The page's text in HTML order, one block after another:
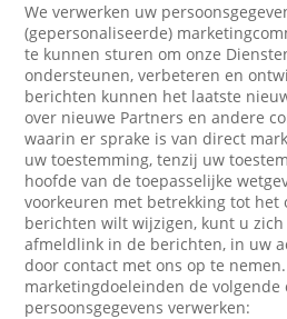
We verwerken uw
(gepersonaliseerde)
te kunnen sturen om onze
ondersteunen, verbeteren en
berichten kunnen het laatste
over nieuwe Partners en andere
waarin er sprake is van direct
uw toestemming, tenzij uw
hoofde van de toepasselijke
voorkeuren met betrekking tot het
berichten wilt wijzigen, kunt u
afmeldlink in de berichten, in uw
door contact met ons op te
marketingdoeleinden de volgende
persoonsgegevens verwerken: